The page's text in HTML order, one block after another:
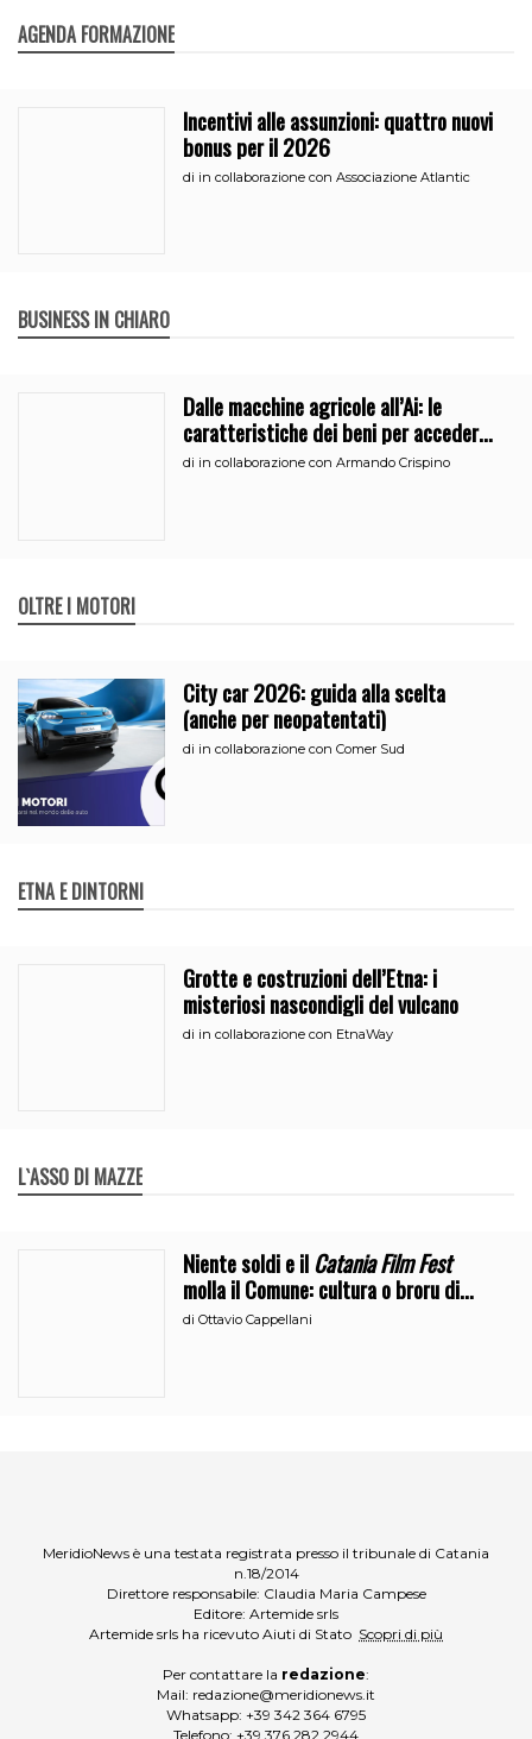
AGENDA FORMAZIONE
Incentivi alle assunzioni: quattro nuovi
bonus per il 2026
di in collaborazione con Associazione Atlantic
BUSINESS IN CHIARO
Dalle macchine agricole all’Ai: le
caratteristiche dei beni per accedere
all’iperammortamento
di in collaborazione con Armando Crispino
OLTRE I MOTORI
City car 2026: guida alla scelta
(anche per neopatentati)
di in collaborazione con Comer Sud
ETNA E DINTORNI
Grotte e costruzioni dell’Etna: i
misteriosi nascondigli del vulcano
di in collaborazione con EtnaWay
L`ASSO DI MAZZE
Niente soldi e ilCatania Film Fest
molla il Comune: cultura o broru di
ciciri?
diOttavio Cappellani
MeridioNews è una testata registrata presso il tribunale di Catania
n.18/2014
Direttore responsabile: Claudia Maria Campese
Editore: Artemide srls
Artemide srls ha ricevuto Aiuti di Stato Scopri di più
Per contattare la redazione:
Mail: redazione@meridionews.it
Whatsapp: +39 342 364 6795
Telefono: +39 376 282 2944